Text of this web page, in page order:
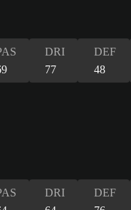
DRI
77
DEF
48
DRI
DEF